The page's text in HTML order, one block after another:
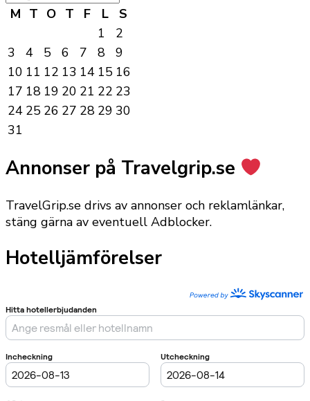
M T O T F L
S
1
2
3
4 5 6 7 8
9
10 11 12 13 14 15 16
17 18 19 20 21 22 23
24 25 26 27 28 29 30
31
Annonser på Travelgrip.se
TravelGrip.se drivs av annonser och reklamlänkar,
stäng gärna av eventuell Adblocker.
Hotelljämförelser